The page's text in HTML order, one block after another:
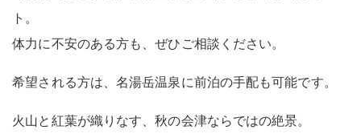
ト。
体力に不安のある方も、ぜひご相談ください。
希望される方は、名湯岳温泉に前泊の手配も可能です。
火山と紅葉が織りなす、秋の会津ならではの絶景。